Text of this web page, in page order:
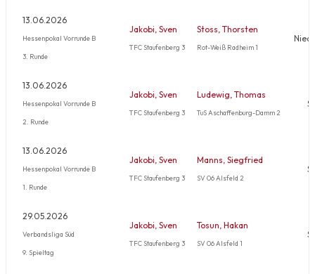
13.06.2026
Hessenpokal Vorrunde B
3. Runde
Jakobi, Sven
TFC Staufenberg 3
Stoss, Thorsten
Rot-Weiß Radheim 1
13.06.2026
Hessenpokal Vorrunde B
2. Runde
Jakobi, Sven
TFC Staufenberg 3
Ludewig, Thomas
TuS Aschaffenburg-Damm 2
13.06.2026
Hessenpokal Vorrunde B
1. Runde
Jakobi, Sven
TFC Staufenberg 3
Manns, Siegfried
SV 06 Alsfeld 2
29.05.2026
Verbandsliga Süd
9. Spieltag
Jakobi, Sven
TFC Staufenberg 3
Tosun, Hakan
SV 06 Alsfeld 1